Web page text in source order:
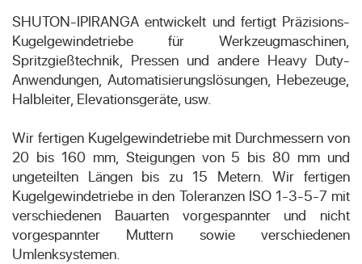
SHUTON-IPIRANGA entwickelt und fertigt Präzisions-
Kugelgewindetriebe für Werkzeugmaschinen,
Spritzgießtechnik, Pressen und andere Heavy Duty-
Anwendungen, Automatisierungslösungen, Hebezeuge,
Halbleiter, Elevationsgeräte, usw.
Wir fertigen Kugelgewindetriebe mit Durchmessern von
20 bis 160 mm, Steigungen von 5 bis 80 mm und
ungeteilten Längen bis zu 15 Metern. Wir fertigen
Kugelgewindetriebe in den Toleranzen ISO 1-3-5-7 mit
verschiedenen Bauarten vorgespannter und nicht
vorgespannter Muttern sowie verschiedenen
Umlenksystemen.